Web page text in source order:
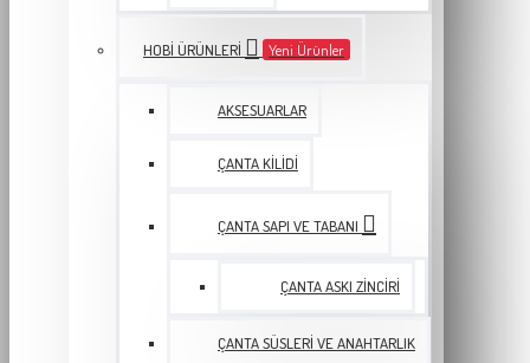
HOBI ÜRÜNLERI Yeni Ürünler
AKSESUARLAR
ÇANTA KILIDI
ÇANTA SAPI VE TABANI
ÇANTA ASKI ZINCIRI
ÇANTA SÜSLERI VE ANAHTARLIK